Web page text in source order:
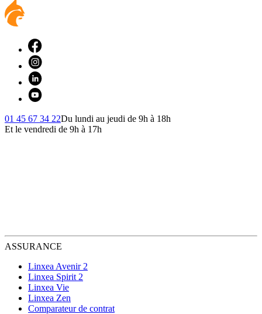
01 45 67 34 22Du lundi au jeudi de 9h à 18h
Et le vendredi de 9h à 17h
ASSURANCE
Linxea Avenir 2
Linxea Spirit 2
Linxea Vie
Linxea Zen
Comparateur de contrat